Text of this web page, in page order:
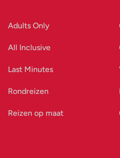
Adults Only
All Inclusive
Last Minutes
Rondreizen
Reizen op maat